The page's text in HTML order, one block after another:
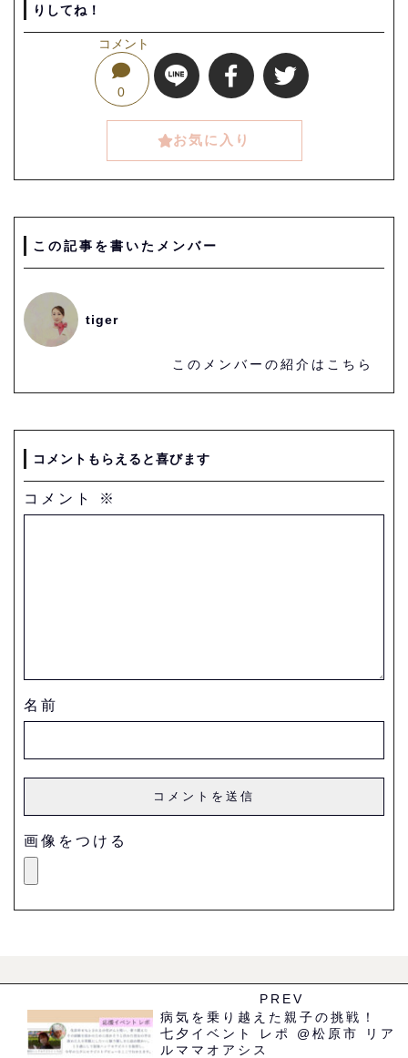
りしてね！
コメント
0
お気に入り
この記事を書いたメンバー
tiger
このメンバーの紹介はこちら
コメントもらえると喜びます
コメント ※
名前
画像をつける
PREV
病気を乗り越えた親子の挑戦！
七夕イベント レポ @松原市 リア
ルママオアシス